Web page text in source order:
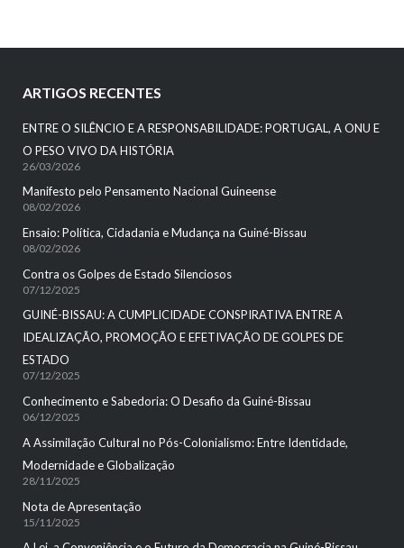
ARTIGOS RECENTES
ENTRE O SILÊNCIO E A RESPONSABILIDADE: PORTUGAL, A ONU E
O PESO VIVO DA HISTÓRIA
26/03/2026
Manifesto pelo Pensamento Nacional Guineense
08/02/2026
Ensaio: Política, Cidadania e Mudança na Guiné-Bissau
08/02/2026
Contra os Golpes de Estado Silenciosos
07/12/2025
GUINÉ-BISSAU: A CUMPLICIDADE CONSPIRATIVA ENTRE A
IDEALIZAÇÃO, PROMOÇÃO E EFETIVAÇÃO DE GOLPES DE
ESTADO
07/12/2025
Conhecimento e Sabedoria: O Desafio da Guiné-Bissau
06/12/2025
A Assimilação Cultural no Pós-Colonialismo: Entre Identidade,
Modernidade e Globalização
28/11/2025
Nota de Apresentação
15/11/2025